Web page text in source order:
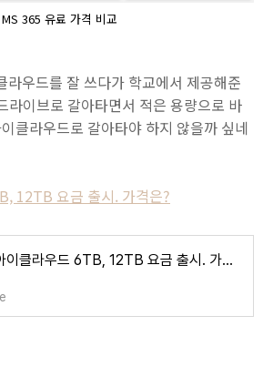
MS 365 유료 가격 비교
라우드를 잘 쓰다가 학교에서 제공해준
라이브로 갈아타면서 적은 용량으로 바
클라우드로 갈아타야 하지 않을까 싶네
12TB 요금 출시. 가격은?
애플 아이클라우드 6TB, 12TB 요금 출시. 가격은?